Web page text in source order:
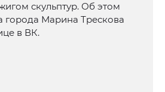
скульптур. Об этом
города Марина Трескова
в ВК.